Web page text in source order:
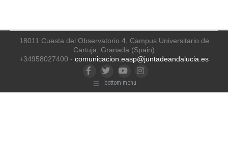
18011 Cuesta del Observatorio 4, Campus Universitario de
Cartuja, Granada (Spain)
+34958027400 - comunicacion.easp@juntadeandalucia.es
FacebookTwitterYouTubeInstagram
bottom-menu